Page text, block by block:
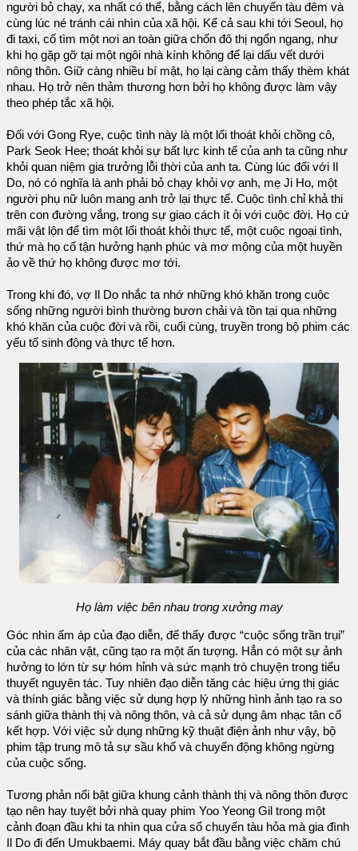
người bỏ chạy, xa nhất có thể, bằng cách lên chuyến tàu đêm và
cùng lúc né tránh cái nhìn của xã hội. Kể cả sau khi tới Seoul, họ
đi taxi, cố tìm một nơi an toàn giữa chốn đô thị ngổn ngang, như
khi họ gặp gỡ tại một ngôi nhà kính không để lại dấu vết dưới
nông thôn. Giữ càng nhiều bí mật, họ lại càng cảm thấy thèm khát
nhau. Họ trở nên thảm thương hơn bởi họ không được làm vậy
theo phép tắc xã hội.
Đối với Gong Rye, cuộc tình này là một lối thoát khỏi chồng cô,
Park Seok Hee; thoát khỏi sự bất lực kinh tế của anh ta cũng như
khỏi quan niệm gia trưởng lỗi thời của anh ta. Cùng lúc đối với Il
Do, nó có nghĩa là anh phải bỏ chạy khỏi vợ anh, mẹ Ji Ho, một
người phụ nữ luôn mang anh trở lại thực tế. Cuộc tình chỉ khả thi
trên con đường vắng, trong sự giao cách ít ỏi với cuộc đời. Họ cứ
mãi vật lộn để tìm một lối thoát khỏi thực tế, một cuộc ngoại tình,
thứ mà họ cố tận hưởng hạnh phúc và mơ mộng của một huyền
ảo về thứ họ không được mơ tới.
Trong khi đó, vợ Il Do nhắc ta nhớ những khó khăn trong cuộc
sống những người bình thường bươn chải và tồn tại qua những
khó khăn của cuộc đời và rồi, cuối cùng, truyền trong bộ phim các
yếu tố sinh động và thực tế hơn.
Họ làm việc bên nhau trong xưởng may
Góc nhìn ấm áp của đạo diễn, để thấy được “cuộc sống trần trụi”
của các nhân vật, cũng tạo ra một ấn tượng. Hẳn có một sự ảnh
hưởng to lớn từ sự hóm hỉnh và sức mạnh trò chuyện trong tiểu
thuyết nguyên tác. Tuy nhiên đạo diễn tăng các hiệu ứng thị giác
và thính giác bằng việc sử dụng hợp lý những hình ảnh tạo ra so
sánh giữa thành thị và nông thôn, và cả sử dụng âm nhạc tân cổ
kết hợp. Với việc sử dụng những kỹ thuật điện ảnh như vậy, bộ
phim tập trung mô tả sự sầu khổ và chuyển động không ngừng
của cuộc sống.
Tương phản nổi bật giữa khung cảnh thành thị và nông thôn được
tạo nên hay tuyệt bởi nhà quay phim Yoo Yeong Gil trong một
cảnh đoạn đầu khi ta nhìn qua cửa sổ chuyến tàu hỏa mà gia đình
Il Do đi đến Umukbaemi. Máy quay bắt đầu bằng việc chăm chú